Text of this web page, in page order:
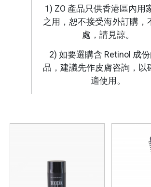
復過程中獲得更全面的保護
1) ZO 產品只供香港區內用
之用，恕不接受海外訂購，
處，請見諒。
2) 如要選購含 Retinol 成
品，建議先作皮膚咨詢，以
適使用。